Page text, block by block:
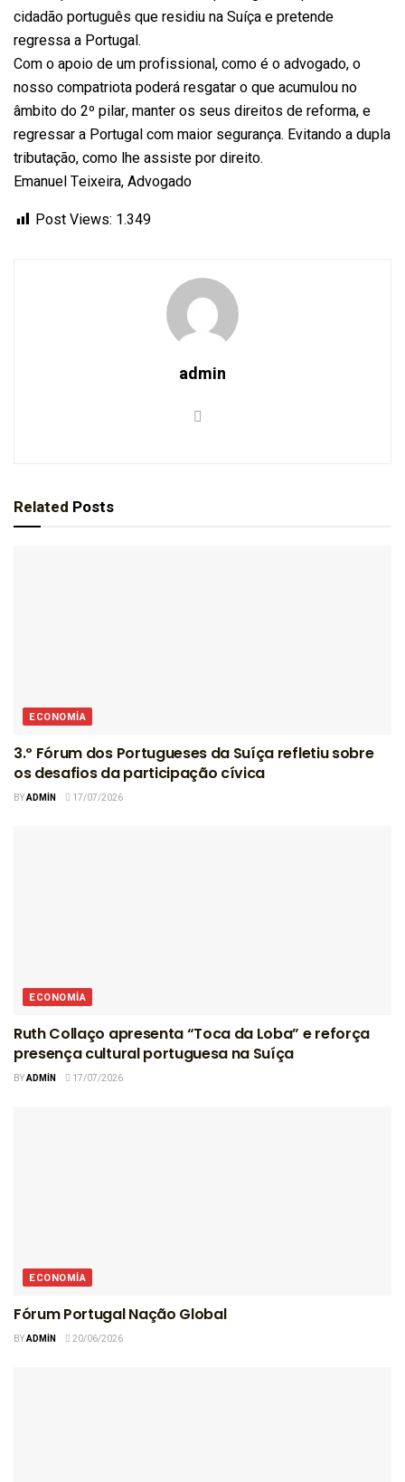
cidadão português que residiu na Suíça e pretende
regressa a Portugal.
Com o apoio de um profissional, como é o advogado, o
nosso compatriota poderá resgatar o que acumulou no
âmbito do 2º pilar, manter os seus direitos de reforma, e
regressar a Portugal com maior segurança. Evitando a dupla
tributação, como lhe assiste por direito.
Emanuel Teixeira, Advogado
Post Views: 1.349
admin
Related Posts
ECONOMIA
3.º Fórum dos Portugueses da Suíça refletiu sobre
os desafios da participação cívica
BYADMIN 17/07/2026
ECONOMIA
Ruth Collaço apresenta “Toca da Loba” e reforça
presença cultural portuguesa na Suíça
BYADMIN 17/07/2026
ECONOMIA
Fórum Portugal Nação Global
BYADMIN 20/06/2026